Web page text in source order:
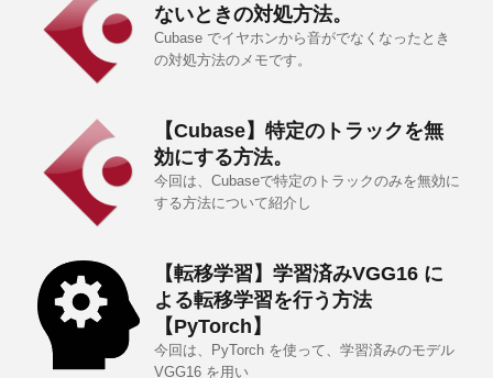
ないときの対処方法。
Cubase でイヤホンから音がでなくなったとき
の対処方法のメモです。
【Cubase】特定のトラックを無
効にする方法。
今回は、Cubaseで特定のトラックのみを無効に
する方法について紹介し
【転移学習】学習済みVGG16 に
よる転移学習を行う方法
【PyTorch】
今回は、PyTorch を使って、学習済みのモデル
VGG16 を用い